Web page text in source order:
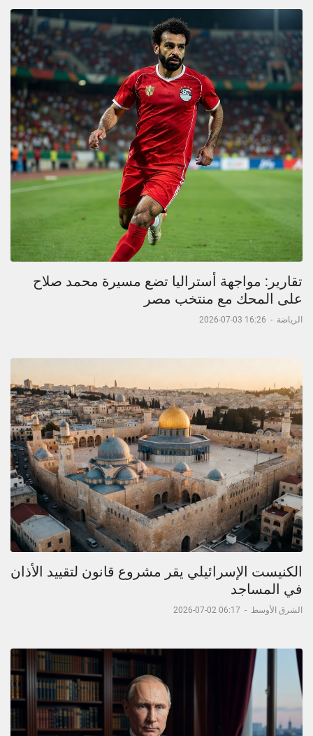
تقارير: مواجهة أستراليا تضع مسيرة محمد صلاح
على المحك مع منتخب مصر
الرياضة -
16:26 03-07-2026
الكنيست الإسرائيلي يقر مشروع قانون لتقييد الأذان
في المساجد
الشرق الأوسط -
06:17 02-07-2026